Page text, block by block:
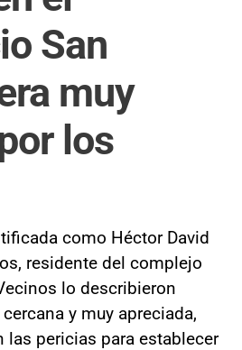
San
muy
los
como Héctor David
residente del complejo
lo describieron
y muy apreciada,
las pericias para establecer